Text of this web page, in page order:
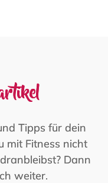
Tipps für dein
mit Fitness nicht
Dann
weiter.